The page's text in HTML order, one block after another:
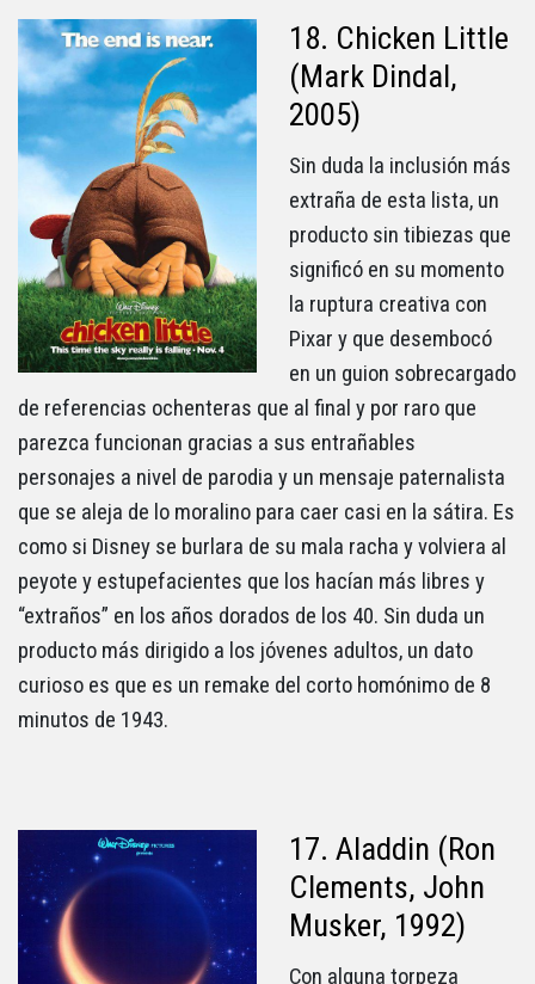
18. Chicken Little
(Mark Dindal,
2005)
Sin duda la inclusión más
extraña de esta lista, un
producto sin tibiezas que
significó en su momento
la ruptura creativa con
Pixar y que desembocó
en un guion sobrecargado
de referencias ochenteras que al final y por raro que
parezca funcionan gracias a sus entrañables
personajes a nivel de parodia y un mensaje paternalista
que se aleja de lo moralino para caer casi en la sátira. Es
como si Disney se burlara de su mala racha y volviera al
peyote y estupefacientes que los hacían más libres y
“extraños” en los años dorados de los 40. Sin duda un
producto más dirigido a los jóvenes adultos, un dato
curioso es que es un remake del corto homónimo de 8
minutos de 1943.
17. Aladdin (Ron
Clements, John
Musker, 1992)
Con alguna torpeza